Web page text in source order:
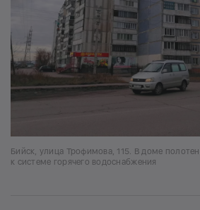
Бийск, улица Трофимова, 115. В доме
к системе горячего водоснабжения